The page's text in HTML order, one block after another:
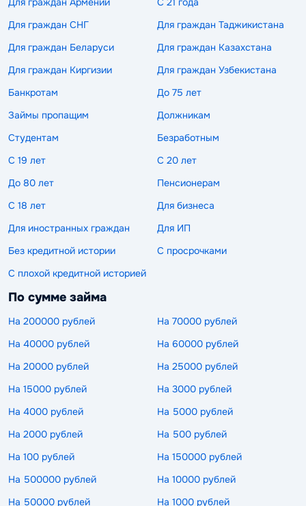
Для граждан СНГ
Для граждан Таджикистана
Для граждан Беларуси
Для граждан Казахстана
Для граждан Киргизии
Для граждан Узбекистана
Банкротам
До 75 лет
Займы пропащим
Должникам
Студентам
Безработным
С 19 лет
С 20 лет
До 80 лет
Пенсионерам
С 18 лет
Для бизнеса
Для иностранных граждан
Для ИП
Без кредитной истории
С просрочками
С плохой кредитной историей
По сумме займа
На 200000 рублей
На 70000 рублей
На 40000 рублей
На 60000 рублей
На 20000 рублей
На 25000 рублей
На 15000 рублей
На 3000 рублей
На 4000 рублей
На 5000 рублей
На 2000 рублей
На 500 рублей
На 100 рублей
На 150000 рублей
На 500000 рублей
На 10000 рублей
На 50000 рублей
На 1000 рублей